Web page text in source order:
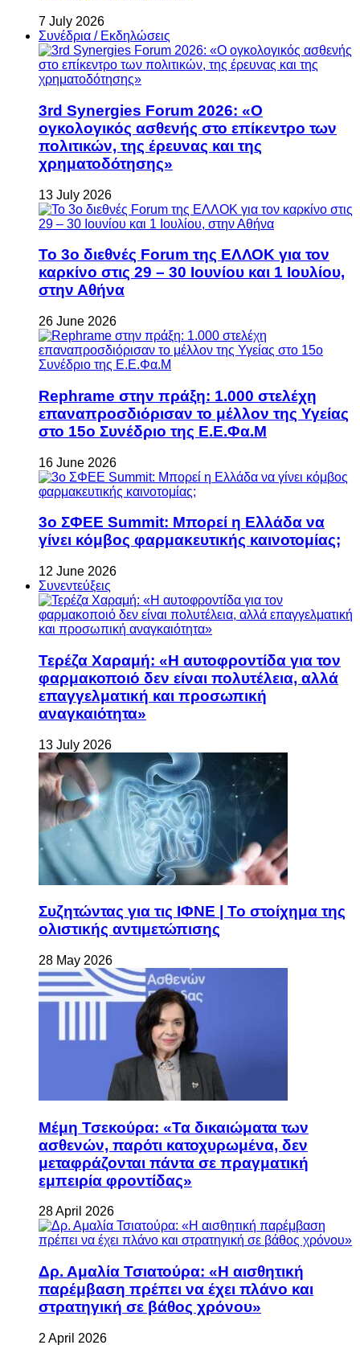
7 July 2026
Συνέδρια / Εκδηλώσεις
3rd Synergies Forum 2026: «Ο
ογκολογικός ασθενής στο επίκεντρο των
πολιτικών, της έρευνας και της
χρηματοδότησης»
13 July 2026
Το 3ο διεθνές Forum της ΕΛΛΟΚ για τον
καρκίνο στις 29 – 30 Ιουνίου και 1 Ιουλίου,
στην Αθήνα
26 June 2026
Rephrame στην πράξη: 1.000 στελέχη
επαναπροσδιόρισαν το μέλλον της Υγείας
στο 15ο Συνέδριο της Ε.Ε.Φα.Μ
16 June 2026
3ο ΣΦΕΕ Summit: Μπορεί η Ελλάδα να
γίνει κόμβος φαρμακευτικής καινοτομίας;
12 June 2026
Συνεντεύξεις
Τερέζα Χαραμή: «Η αυτοφροντίδα για τον
φαρμακοποιό δεν είναι πολυτέλεια, αλλά
επαγγελματική και προσωπική
αναγκαιότητα»
13 July 2026
Συζητώντας για τις ΙΦΝΕ | Το στοίχημα της
ολιστικής αντιμετώπισης
28 May 2026
Μέμη Τσεκούρα: «Τα δικαιώματα των
ασθενών, παρότι κατοχυρωμένα, δεν
μεταφράζονται πάντα σε πραγματική
εμπειρία φροντίδας»
28 April 2026
Δρ. Αμαλία Τσιατούρα: «Η αισθητική
παρέμβαση πρέπει να έχει πλάνο και
στρατηγική σε βάθος χρόνου»
2 April 2026